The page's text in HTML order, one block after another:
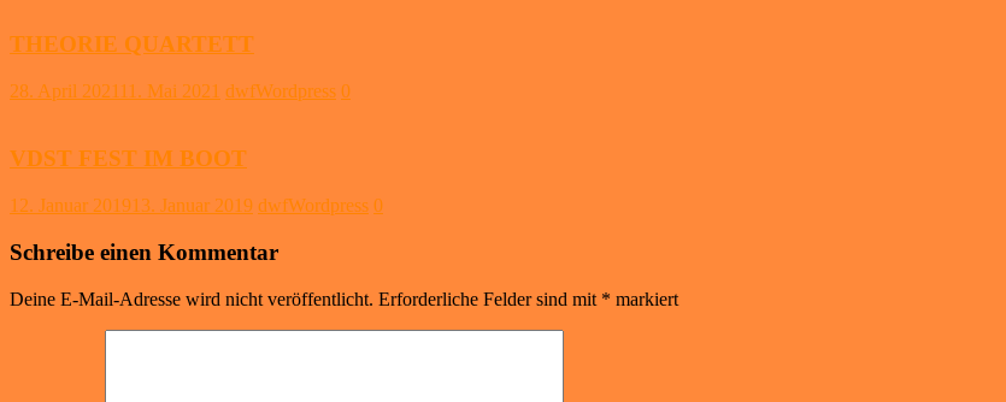
THEORIE QUARTETT
28. April 2021 11. Mai 2021 dwfWordpress 0
VDST FEST IM BOOT
12. Januar 201913. Januar 2019 dwfWordpress 0
Schreibe einen Kommentar
Deine E-Mail-Adresse wird nicht veröffentlicht. Erforderliche Felder sind mit * markiert